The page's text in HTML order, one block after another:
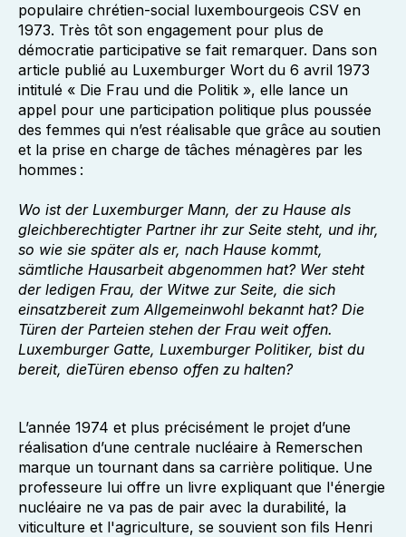
populaire chrétien-social luxembourgeois CSV en
1973. Très tôt son engagement pour plus de
démocratie participative se fait remarquer. Dans son
article publié au Luxemburger Wort du 6 avril 1973
intitulé « Die Frau und die Politik », elle lance un
appel pour une participation politique plus poussée
des femmes qui n’est réalisable que grâce au soutien
et la prise en charge de tâches ménagères par les
hommes :
Wo ist der Luxemburger Mann, der zu Hause als
gleichberechtigter Partner ihr zur Seite steht, und ihr,
so wie sie später als er, nach Hause kommt,
sämtliche Hausarbeit abgenommen hat? Wer steht
der ledigen Frau, der Witwe zur Seite, die sich
einsatzbereit zumAllgemeinwohl bekannt hat? Die
Türen der Parteien stehen der Frau weit offen.
Luxemburger Gatte, Luxemburger Politiker, bist du
bereit, dieTüren ebenso offen zu halten?
L’année 1974 et plus précisément le projet d’une
réalisation d’une centrale nucléaire à Remerschen
marque un tournant dans sa carrière politique. Une
professeure lui offre un livre expliquant que l'énergie
nucléaire ne va pas de pair avec la durabilité, la
viticulture et l'agriculture, se souvient son fils Henri